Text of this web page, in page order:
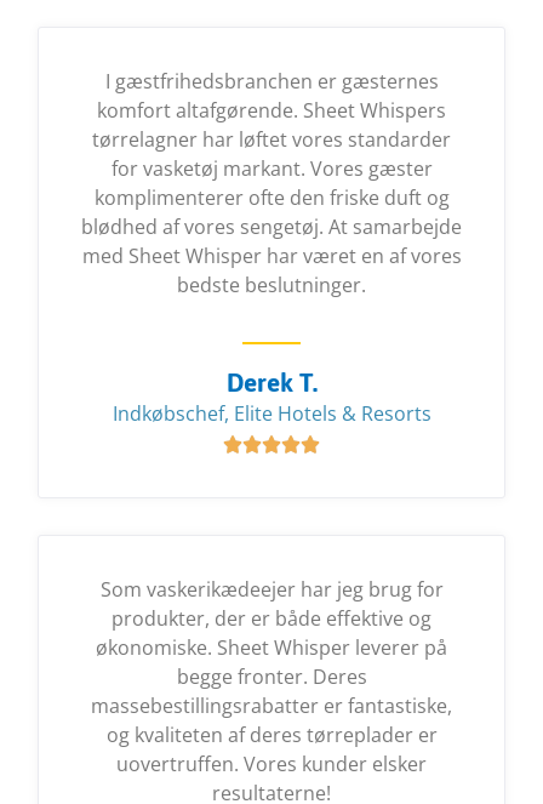
I gæstfrihedsbranchen er gæsternes
komfort altafgørende. Sheet Whispers
tørrelagner har løftet vores standarder
for vasketøj markant. Vores gæster
komplimenterer ofte den friske duft og
blødhed af vores sengetøj. At samarbejde
med Sheet Whisper har været en af vores
bedste beslutninger.
Derek T.
Indkøbschef, Elite Hotels & Resorts

Som vaskerikædeejer har jeg brug for
produkter, der er både effektive og
økonomiske. Sheet Whisper leverer på
begge fronter. Deres
massebestillingsrabatter er fantastiske,
og kvaliteten af deres tørreplader er
uovertruffen. Vores kunder elsker
resultaterne!